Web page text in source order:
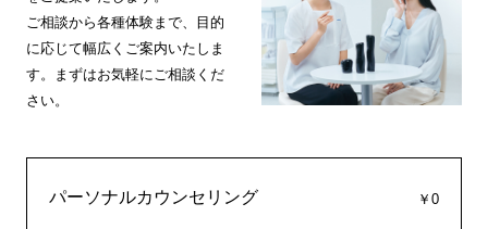
ご相談から各種体験まで、目的
に応じて幅広くご案内いたしま
す。まずはお気軽にご相談くだ
さい。
パーソナルカウンセリング ￥0